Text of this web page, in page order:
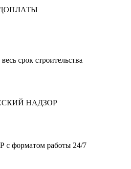
срок строительства
НАДЗОР
с форматом работы 24/7